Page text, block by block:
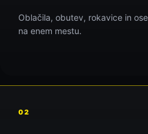
Oblačila, obutev, rokavice in
na enem mestu.
02